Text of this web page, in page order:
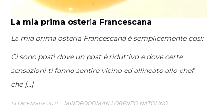
La mia prima osteria Francescana
La mia prima osteria Francescana è semplicemente così:
Ci sono posti dove un post è riduttivo e dove certe
sensazioni ti fanno sentire vicino ed allineato allo chef
che [...]
14 DICEMBRE 2021 MINDFOODMAN LORENZO NATOLINO